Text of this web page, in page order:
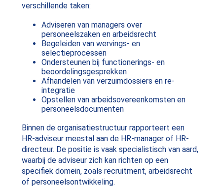
verschillende taken:
Adviseren van managers over
personeelszaken en arbeidsrecht
Begeleiden van wervings- en
selectieprocessen
Ondersteunen bij functionerings- en
beoordelingsgesprekken
Afhandelen van verzuimdossiers en re-
integratie
Opstellen van arbeidsovereenkomsten en
personeelsdocumenten
Binnen de organisatiestructuur rapporteert een
HR-adviseur meestal aan de HR-manager of HR-
directeur. De positie is vaak specialistisch van aard,
waarbij de adviseur zich kan richten op een
specifiek domein, zoals recruitment, arbeidsrecht
of personeelsontwikkeling.